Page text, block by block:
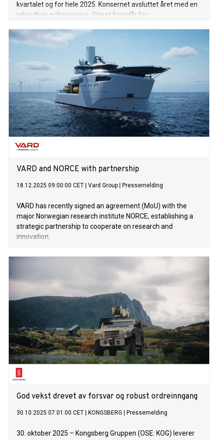
kvartalet og for hele 2025. Konsernet avsluttet året med en
rekordhøy ordrereserve. Styret foreslår for
2025 på NOK 5,01 mrd. tilsvarende NOK 5,70/aksje, hvorav
NOK 3,50/aksje er utover selskapets ordinære
VARD and NORCE with partnership
18.12.2025 09:00:00 CET Vard Group Pressemelding
VARD has recently signed an agreement (MoU) with the
major Norwegian research institute NORCE, establishing a
strategic partnership to cooperate on research and
innovation.
God vekst drevet av forsvar og robust ordreinngang
30.10.2025 07:01:00 CET KONGSBERG Pressemelding
30. oktober 2025 – Kongsberg Gruppen (OSE: KOG) leverer